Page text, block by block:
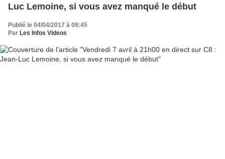
Luc Lemoine, si vous avez manqué le début
Publié le 04/04/2017 à 09:45
Par Les Infos Videos